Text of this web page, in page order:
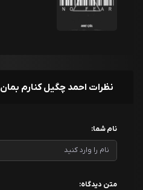
نظرات احمد چگیل کنارم بمان
نام شما:
متن دیدگاه: